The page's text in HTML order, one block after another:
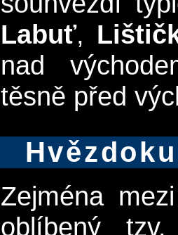
Labuť,
nad
těsně před
Zejména
oblíbený